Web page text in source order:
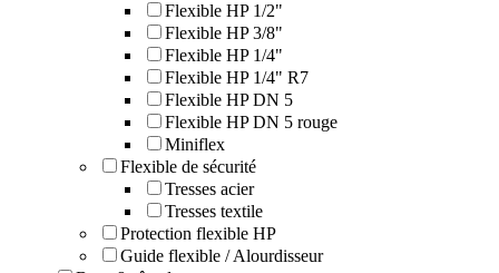
Flexible HP 1/2"
Flexible HP 3/8"
Flexible HP 1/4"
Flexible HP 1/4" R7
Flexible HP DN 5
Flexible HP DN 5 rouge
Miniflex
Flexible de sécurité
Tresses acier
Tresses textile
Protection flexible HP
Guide flexible / Alourdisseur